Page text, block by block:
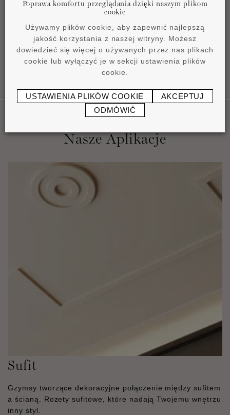
Product overview
4,2 MB
Nasze Aplikacje
Sufit
Gzymsy tworzące dekoracyjne połączenie między sufitem
a ścianą. Rozety sufitowe, które nadają Twojemu wnętrzu
inny styl.
Poprawa komfortu przeglądania dzięki naszym plikom
cookie
Używamy plików cookie, aby zapewnić najlepszą
jakość korzystania z naszej witryny. Możesz
dowiedzieć się więcej o używanych przez nas plikach
cookie lub wyłączyć je w sekcji ustawienia plików
cookie.
USTAWIENIA PLIKÓW COOKIE
AKCEPTUJ
ODMÓWIĆ